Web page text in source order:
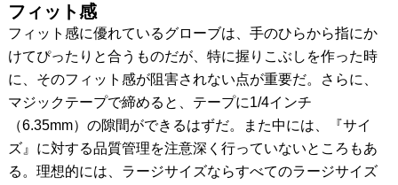
フィット感
フィット感に優れているグローブは、手のひらから指にか
けてぴったりと合うものだが、特に握りこぶしを作った時
に、そのフィット感が阻害されない点が重要だ。さらに、
マジックテープで締めると、テープに1/4インチ
（6.35mm）の隙間ができるはずだ。また中には、『サイ
ズ』に対する品質管理を注意深く行っていないところもあ
る。理想的には、ラージサイズならすべてのラージサイズ